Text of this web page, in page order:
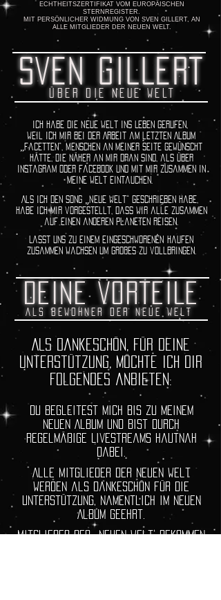
ECHTHEITSZERTIFIKAT VOM EUROPÄISCHEN
STERNREGISTER.
MIT PERSÖNLICHER WIDMUNG VON SVEN GILLERT, AN
ALLE MITGLIEDER DER NEUEN WELT.
SVEN GILLERT
ÜBER DIE NEUE WELT
Ich habe die Neue Welt ins Leben gerufen,
weil ich mir bei der Arbeit am letzten Album
„Facetten“, Menschen an meiner Seite gewünscht
hätte, die näher an mir dran sind, als über
instagram oder facebook und mit mir zusammen in
meine Welt eintauchen.
Als ich den Song „Neue Welt“ geschrieben habe,
habe ich mir vorgestellt, dass wir alle zusammen
auf einen anderen Planeten reisen.
Lasst uns zu einem eingeschworenÊN Haufen
zusammen wachsen um großes zu vollbringen.
DEINE VORTEILE
ALS BEWOHNER DER NEUE WELT
Als Dankeschön, für Deine
Unterstützung, möchte ich dir
folgendes anbieten:
Du begleitest mich bis zu meinem
neuen Album und bist durch
regelmäßige Livestreams hautnah
dabei.
Alle Mitglieder der neuen Welt
werden als Dankeschön für die
Unterstützung, namentlich im neuen
Album geehrt.
Mitglieder der ‚Neuen Welt‘ bekommen